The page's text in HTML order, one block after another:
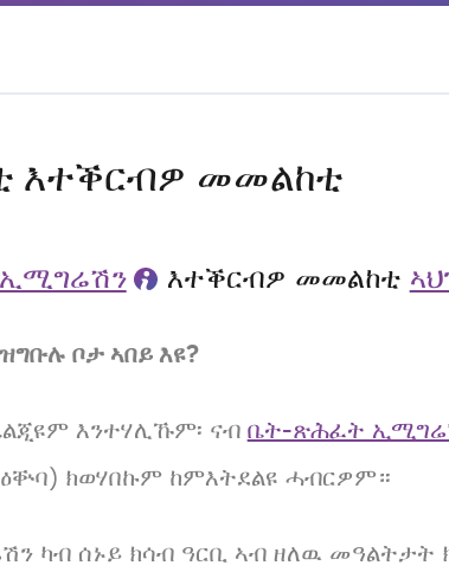
እተቕርብዎ መመልከቲ
እተቕርብዎ መመልከቲ
ቦታ ኣበይ እዩ?
እንተሃሊኹም፡ ናብ ቤት-ጽሕፈት
ክወሃበኩም ከምእትደልዩ ሓብርዎም።
ካብ ሰኑይ ክሳብ ዓርቢ ኣብ ዘለዉ መዓልትታት